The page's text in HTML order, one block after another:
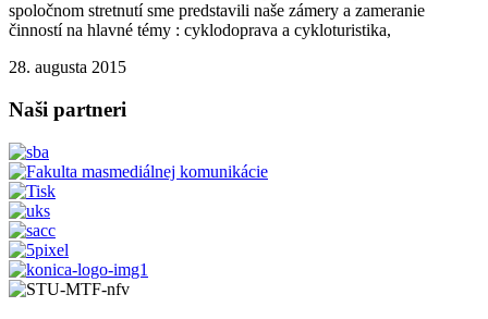
spoločnom stretnutí sme predstavili naše zámery a zameranie
činností na hlavné témy : cyklodoprava a cykloturistika,
28. augusta 2015
Naši partneri